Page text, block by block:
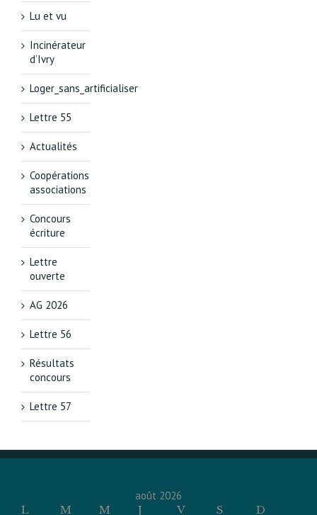
Lu et vu
Incinérateur
d’Ivry
Loger_sans_artificialiser
Lettre 55
Actualités
Coopérations
associations
Concours
écriture
Lettre
ouverte
AG 2026
Lettre 56
Résultats
concours
Lettre 57
août 2026
L
M M J V S D